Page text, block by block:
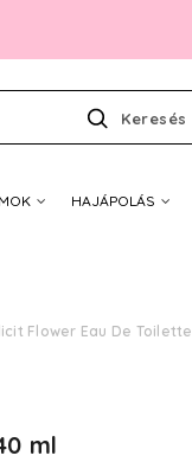
Keresés
HAJÁPOLÁS
Flower Eau De Toilette
ml